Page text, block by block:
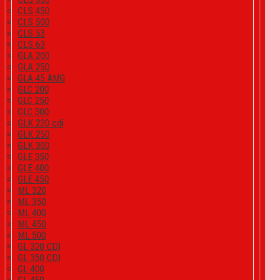
CLS 450
CLS 500
CLS 53
CLS 63
GLA 200
GLA 250
GLA 45 AMG
GLC 200
GLC 250
GLC 300
GLK 220 cdi
GLK 250
GLK 300
GLE 350
GLE 400
GLE 450
ML 320
ML 350
ML 400
ML 450
ML 500
GL 320 CDI
GL 350 CDI
GL 400